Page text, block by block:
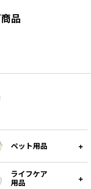
品
ペット用品
ライフケア
用品